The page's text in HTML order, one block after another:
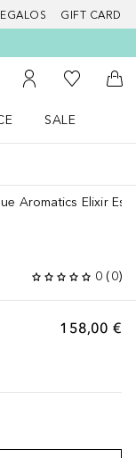
GIFT CARD
Mi cuenta
Mi lista de
A
SALE
Aromatics Elixir
0 (0)
158,00 €